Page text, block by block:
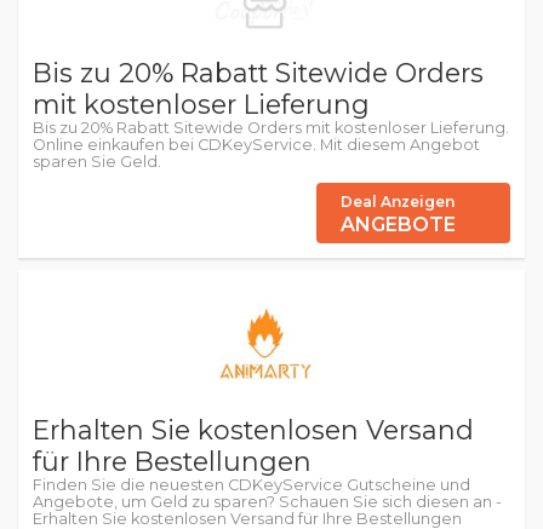
Bis zu 20% Rabatt Sitewide Orders
mit kostenloser Lieferung
Bis zu 20% Rabatt Sitewide Orders mit kostenloser Lieferung.
Online einkaufen bei CDKeyService. Mit diesem Angebot
sparen Sie Geld.
Deal Anzeigen
ANGEBOTE
Erhalten Sie kostenlosen Versand
für Ihre Bestellungen
Finden Sie die neuesten CDKeyService Gutscheine und
Angebote, um Geld zu sparen? Schauen Sie sich diesen an -
Erhalten Sie kostenlosen Versand für Ihre Bestellungen